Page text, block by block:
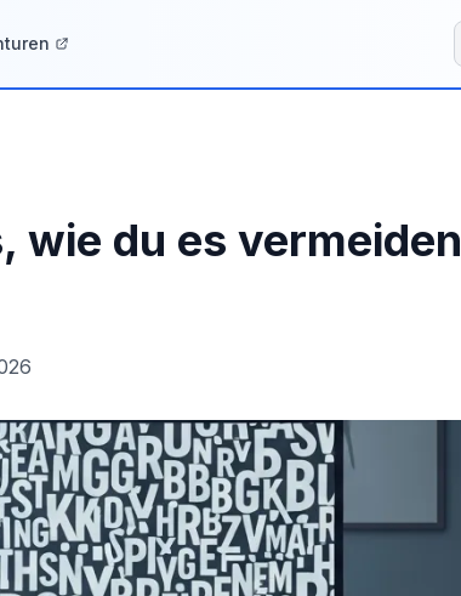
wie du es vermeiden